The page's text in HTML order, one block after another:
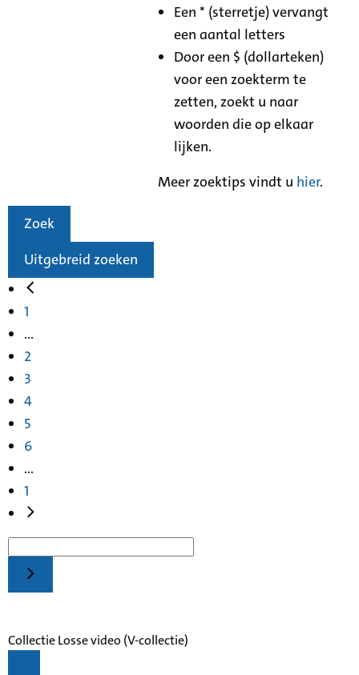
Een * (sterretje) vervangt
een aantal letters
Door een $ (dollarteken)
voor een zoekterm te
zetten, zoekt u naar
woorden die op elkaar
lijken.
Meer zoektips vindt u hier.
Zoek
Uitgebreid zoeken
1
...
2
3
4
5
6
...
1
Collectie Losse video (V-collectie)